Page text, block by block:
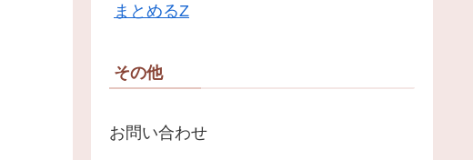
まとめるZ
その他
お問い合わせ